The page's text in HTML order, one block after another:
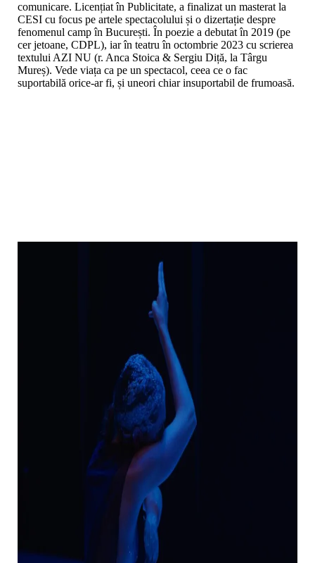
comunicare. Licențiat în Publicitate, a finalizat un masterat la
CESI cu focus pe artele spectacolului și o dizertație despre
fenomenul camp în București. În poezie a debutat în 2019 (pe
cer jetoane, CDPL), iar în teatru în octombrie 2023 cu scrierea
textului AZI NU (r. Anca Stoica & Sergiu Diță, la Târgu
Mureș). Vede viața ca pe un spectacol, ceea ce o fac
suportabilă orice-ar fi, și uneori chiar insuportabil de frumoasă.